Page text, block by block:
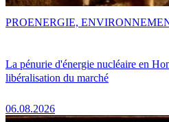
La pénurie d'énergie nucléaire en
libéralisation du marché
06.08.2026
PROENERGIE,